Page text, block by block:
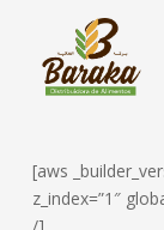
[aws
z_index=”1″